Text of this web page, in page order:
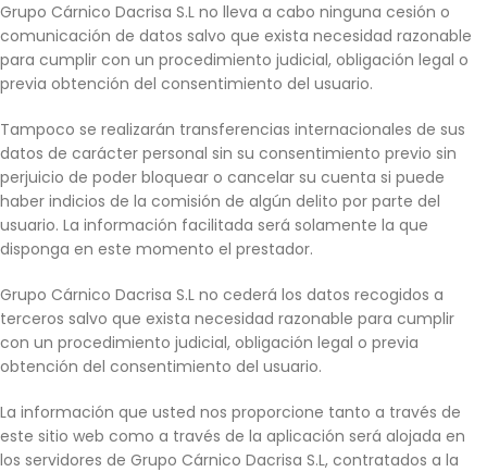
Grupo Cárnico Dacrisa S.L no lleva a cabo ninguna cesión o
comunicación de datos salvo que exista necesidad razonable
para cumplir con un procedimiento judicial, obligación legal o
previa obtención del consentimiento del usuario.
Tampoco se realizarán transferencias internacionales de sus
datos de carácter personal sin su consentimiento previo sin
perjuicio de poder bloquear o cancelar su cuenta si puede
haber indicios de la comisión de algún delito por parte del
usuario. La información facilitada será solamente la que
disponga en este momento el prestador.
Grupo Cárnico Dacrisa S.L no cederá los datos recogidos a
terceros salvo que exista necesidad razonable para cumplir
con un procedimiento judicial, obligación legal o previa
obtención del consentimiento del usuario.
La información que usted nos proporcione tanto a través de
este sitio web como a través de la aplicación será alojada en
los servidores de Grupo Cárnico Dacrisa S.L, contratados a la